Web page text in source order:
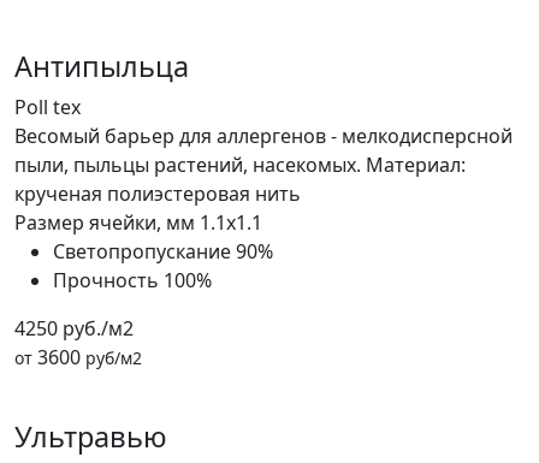
Антипыльца
Poll tex
Весомый барьер для аллергенов - мелкодисперсной
пыли, пыльцы растений, насекомых. Материал:
крученая полиэстеровая нить
Размер ячейки, мм 1.1x1.1
Светопропускание90%
Прочность 100%
4250 руб./м2
от 3600 руб/м2
Ультравью